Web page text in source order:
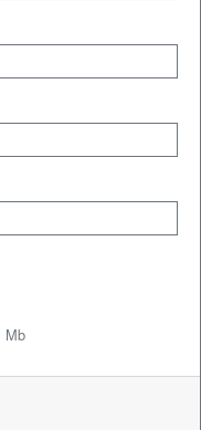
Mb